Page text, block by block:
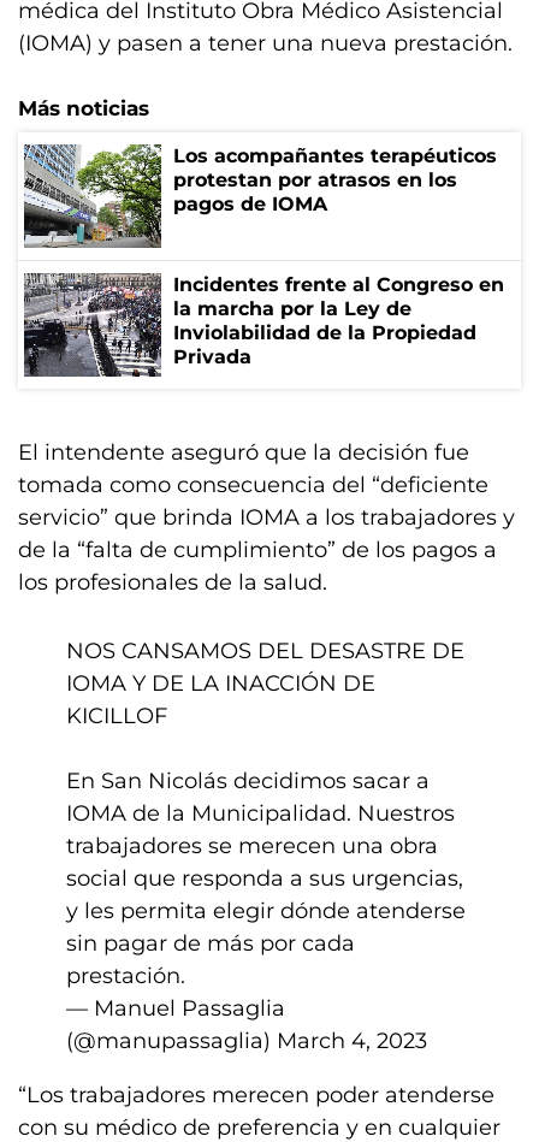
médica del Instituto Obra Médico Asistencial
(IOMA) y pasen a tener una nueva prestación.
Más noticias
Los acompañantes terapéuticos
protestan por atrasos en los
pagos de IOMA
Incidentes frente al Congreso en
la marcha por la Ley de
Inviolabilidad de la Propiedad
Privada
El intendente aseguró que la decisión fue
tomada como consecuencia del “deficiente
servicio” que brinda IOMA a los trabajadores y
de la “falta de cumplimiento” de los pagos a
los profesionales de la salud.
NOS CANSAMOS DEL DESASTRE DE
IOMA Y DE LA INACCIÓN DE
KICILLOF
En San Nicolás decidimos sacar a
IOMA de la Municipalidad. Nuestros
trabajadores se merecen una obra
social que responda a sus urgencias,
y les permita elegir dónde atenderse
sin pagar de más por cada
prestación.
— Manuel Passaglia
(@manupassaglia) March 4, 2023
“Los trabajadores merecen poder atenderse
con su médico de preferencia y en cualquier